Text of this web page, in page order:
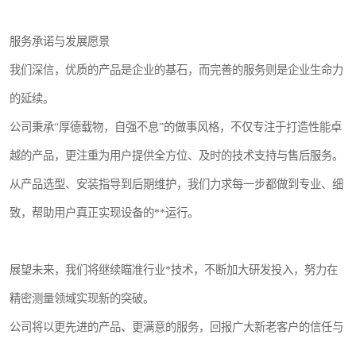
服务承诺与发展愿景
我们深信，优质的产品是企业的基石，而完善的服务则是企业生命力
的延续。
公司秉承“厚德载物，自强不息”的做事风格，不仅专注于打造性能卓
越的产品，更注重为用户提供全方位、及时的技术支持与售后服务。
从产品选型、安装指导到后期维护，我们力求每一步都做到专业、细
致，帮助用户真正实现设备的**运行。
展望未来，我们将继续瞄准行业*技术，不断加大研发投入，努力在
精密测量领域实现新的突破。
公司将以更先进的产品、更满意的服务，回报广大新老客户的信任与